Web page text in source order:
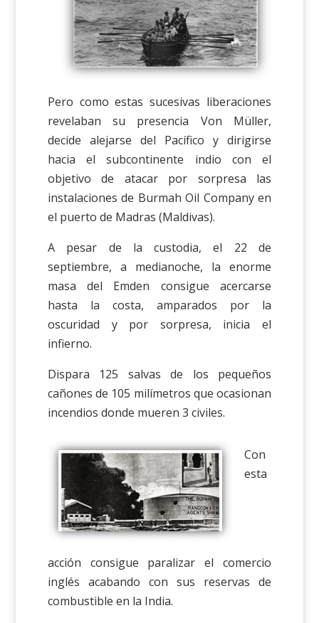
Pero como estas sucesivas liberaciones
revelaban su presencia Von Müller,
decide alejarse del Pacífico y dirigirse
hacia el subcontinente indio con el
objetivo de atacar por sorpresa las
instalaciones de Burmah Oil Company en
el puerto de Madras (Maldivas).
A pesar de la custodia, el 22 de
septiembre, a medianoche, la enorme
masa del Emden consigue acercarse
hasta la costa, amparados por la
oscuridad y por sorpresa, inicia el
infierno.
Dispara 125 salvas de los pequeños
cañones de 105 milímetros que ocasionan
incendios donde mueren 3 civiles.
Con
esta
acción consigue paralizar el comercio
inglés acabando con sus reservas de
combustible en la India.